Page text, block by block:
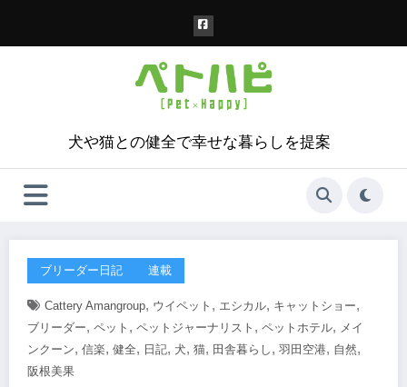
犬や猫との健全で幸せな暮らしを提案
ブリーダー日記 連載
Cattery Amangroup, ウイペット , エシカル, キャットショー,
ブリーダー, ペット , ペットジャーナリスト , ペットホテル, メイ
ンクーン, 信楽, 健全, 日記, 犬, 猫, 田舎暮らし , 羽田空港, 自然,
阪根美果